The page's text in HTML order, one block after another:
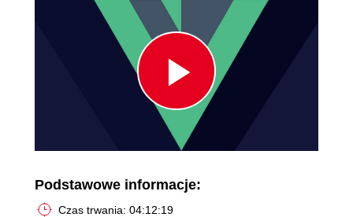
Play
Video
Podstawowe informacje:
Czas trwania: 04:12:19